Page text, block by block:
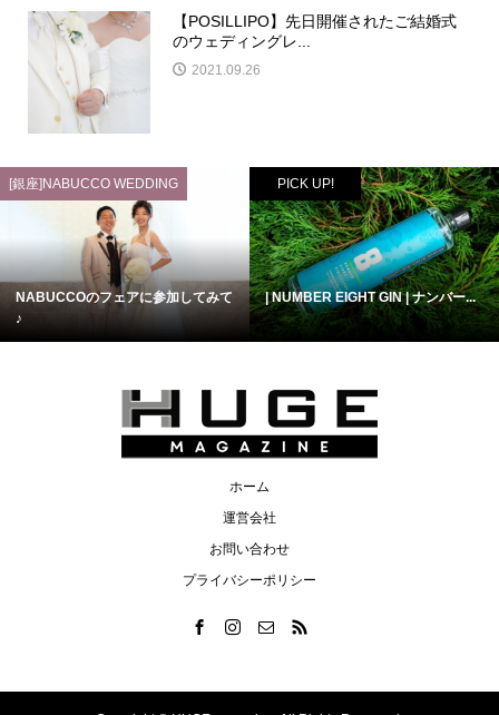
【POSILLIPO】先日開催されたご結婚式
のウェディングレ...
2021.09.26
[銀座]NABUCCO WEDDING
NABUCCOのフェアに参加してみて
♪
PICK UP!
| NUMBER EIGHT GIN | ナンバー...
ホーム
運営会社
お問い合わせ
プライバシーポリシー